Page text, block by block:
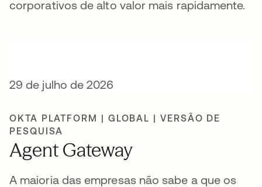
corporativos de alto valor mais rapidamente.
29 de julho de 2026
OKTA PLATFORM | GLOBAL | VERSÃO DE
PESQUISA
Agent Gateway
A maioria das empresas não sabe a que os